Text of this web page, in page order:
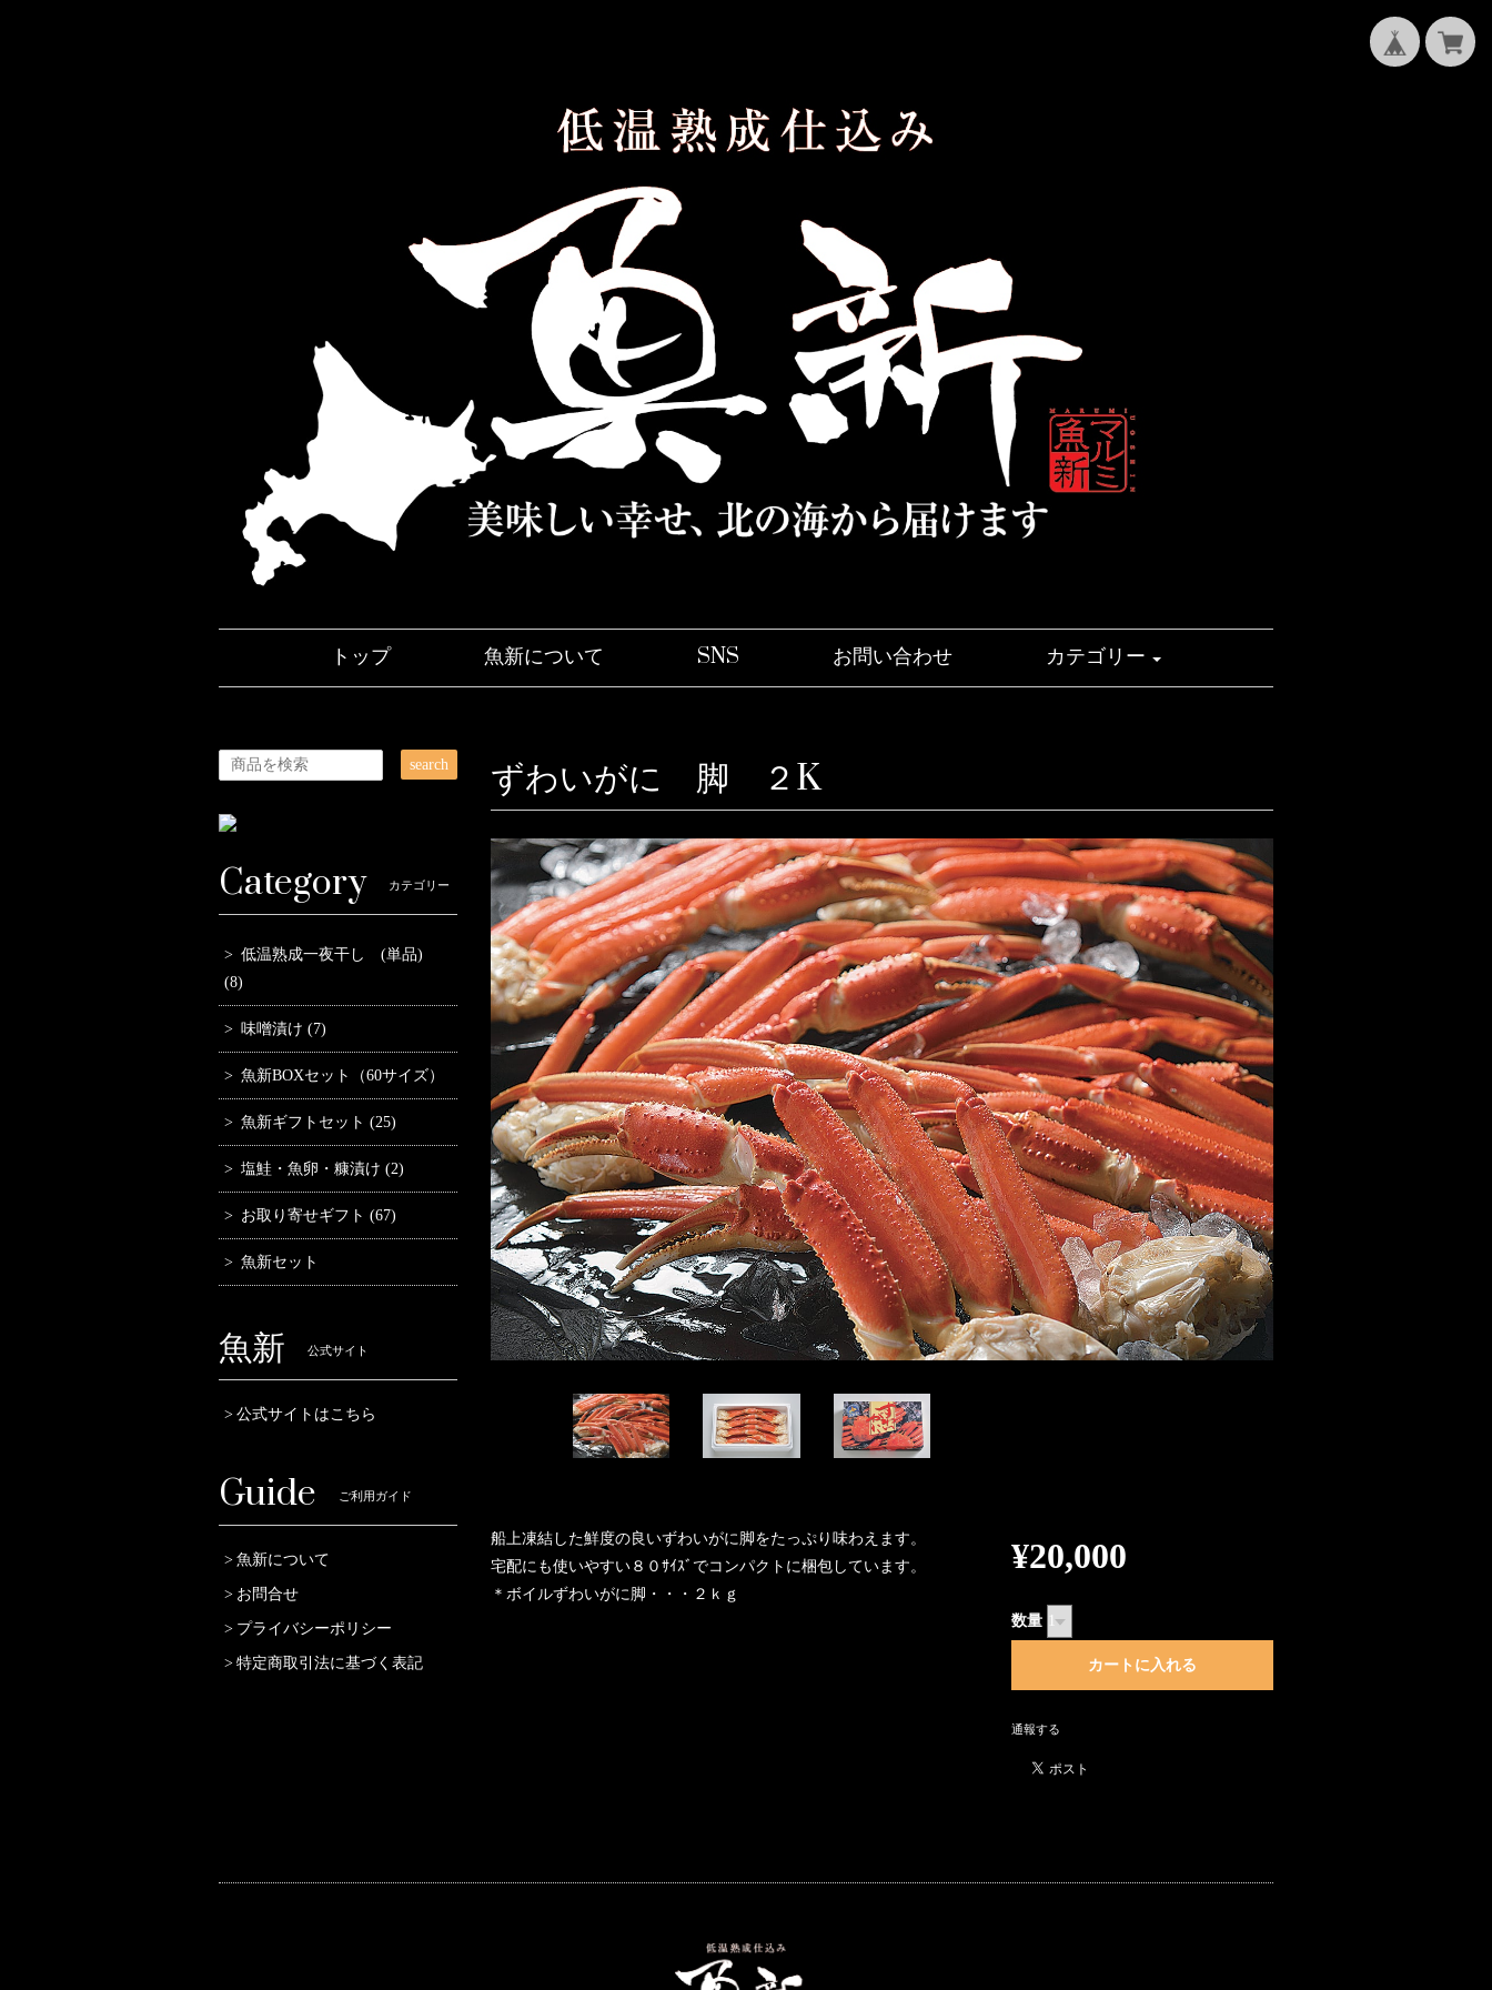
トップ 魚新について SNS お問い合わせ カテゴリー
ずわいがに 脚 ２K
船上凍結した鮮度の良いずわいがに脚をたっぷり味わえます。
宅配にも使いやすい８０ｻｲｽﾞでコンパクトに梱包しています。
＊ボイルずわいがに脚・・・２ｋｇ
¥20,000
数量
通報する
search
Category カテゴリー
低温熟成一夜干し (単品)
(8)
味噌漬け (7)
魚新BOXセット（60サイズ）
魚新ギフトセット (25)
塩鮭・魚卵・糠漬け (2)
お取り寄せギフト (67)
魚新セット
魚新 公式サイト
公式サイトはこちら
Guide ご利用ガイド
魚新について
お問合せ
プライバシーポリシー
特定商取引法に基づく表記